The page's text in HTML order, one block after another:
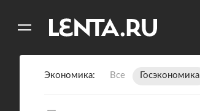
Экономика Все Госэкономика